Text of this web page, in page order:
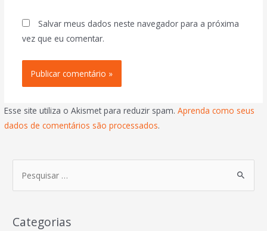
Salvar meus dados neste navegador para a próxima
vez que eu comentar.
Esse site utiliza o Akismet para reduzir spam.Aprenda como seus
dados de comentários são processados.
Categorias